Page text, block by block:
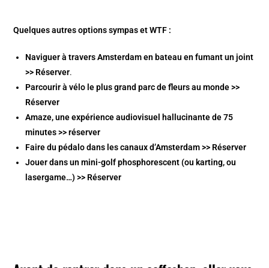
Quelques autres options sympas et WTF :
Naviguer à travers Amsterdam en bateau en fumant un joint
>> Réserver.
Parcourir à vélo le plus grand parc de fleurs au monde >>
Réserver
Amaze, une expérience audiovisuel hallucinante de 75
minutes >> réserver
Faire du pédalo dans les canaux d’Amsterdam >> Réserver
Jouer dans un mini-golf phosphorescent (ou karting, ou
lasergame…) >> Réserver